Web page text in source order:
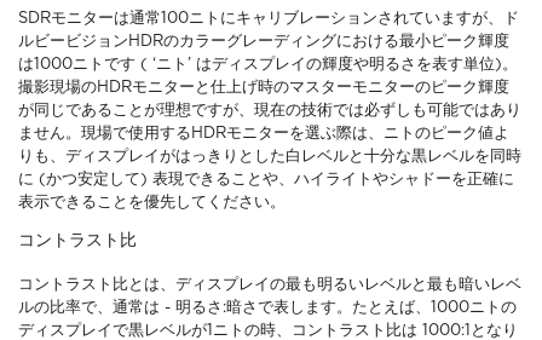
SDRモニターは通常100ニトにキャリブレーションされていますが、ド
ルビービジョンHDRのカラーグレーディングにおける最小ピーク輝度
は1000ニトです ( ‘ニト’ はディスプレイの輝度や明るさを表す単位)。
撮影現場のHDRモニターと仕上げ時のマスターモニターのピーク輝度
が同じであることが理想ですが、現在の技術では必ずしも可能ではあり
ません。現場で使用するHDRモニターを選ぶ際は、ニトのピーク値よ
りも、ディスプレイがはっきりとした白レベルと十分な黒レベルを同時
に (かつ安定して) 表現できることや、ハイライトやシャドーを正確に
表示できることを優先してください。
コントラスト比
コントラスト比とは、ディスプレイの最も明るいレベルと最も暗いレベ
ルの比率で、通常は - 明るさ:暗さで表します。たとえば、1000ニトの
ディスプレイで黒レベルが1ニトの時、コントラスト比は 1000:1となり